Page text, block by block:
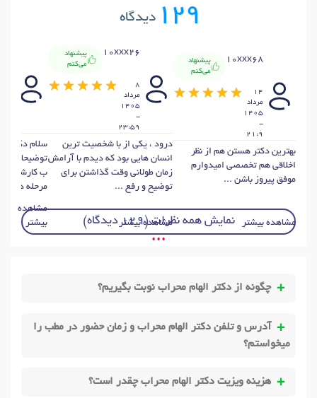
129دیدگاه
10xxx68
پیشنهاد
می‌کنم
14
مرداد
1405
-
21:9
بهترین دکتر هستن هم از نظر
اخلاقی هم تخصصی امیدوارم
موفق پیروز باشن ...
مشاهده بیشتر
10xxx26
پیشنهاد
می‌کنم
8
مرداد
1405
-
23:59
درود ، یکی از با شخصیت ترین
انسان هایی بود که دیدم با آرامش
زمان طولانی وقت گذاشتن برای
توضیح و رفع ...
مشاهده بیشتر
سلام دکتر
توضیحات
ب کارشون
مرحله
مشاهده
بیشتر
نمایش همه نظرات (129 دیدگاه)
• • •
چگونه از دکتر الهام محراب نوبت بگیریم؟
آدرس و تلفن دکتر الهام محراب و زمان حضور در مطب را
میخواستم؟
هزینه ویزیت دکتر الهام محراب چقدر است؟